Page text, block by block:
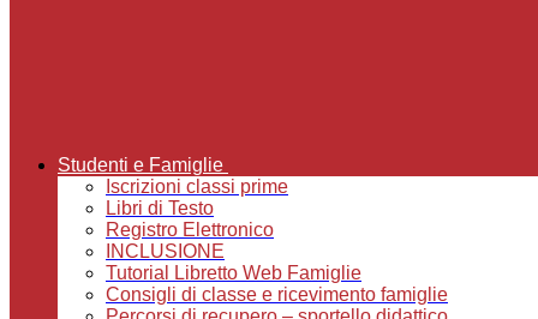
Studenti e Famiglie
Iscrizioni classi prime
Libri di Testo
Registro Elettronico
INCLUSIONE
Tutorial Libretto Web Famiglie
Consigli di classe e ricevimento famiglie